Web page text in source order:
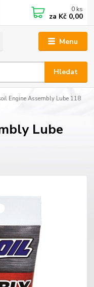
Menu
Hledat
0 ks
za Kč 0,00
Engine Assembly Lube 118
Lube